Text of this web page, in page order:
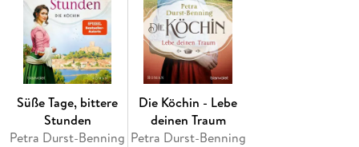
Die »Köchinnen«-Trilogie von SPIEGEL-Bestsellerautorin
Petra Durst-Benning:
1. Große Träume, kleine Siege - Die Köchin 1 (bereits als
Taschenbuch erhältlich)
2. Alte Hoffnung, neue Wege - Die Köchin 2
3. Dunkle Tage, helle Stunden - Die Köchin 3
Süße Tage, bittere
Stunden
Petra Durst-Benning
Die Köchin - Lebe
deinen Traum
Petra Durst-Benning